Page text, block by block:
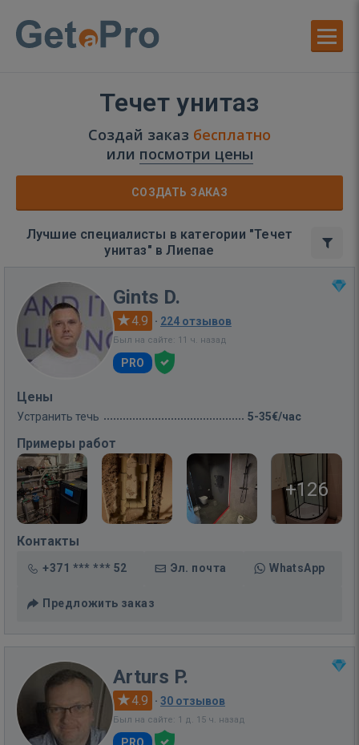
Течет унитаз
Создай заказ бесплатно
или посмотри цены
СОЗДАТЬ ЗАКАЗ
Лучшие специалисты в категории "Течет
унитаз" в Лиепае
Gints D.
4.9 · 224 отзывов
Был на сайте: 11 ч. назад
PRO
Цены
Устранить течь 5-35€/час
Примеры работ
+126
Контакты
+371 *** *** 52 Эл. почта WhatsApp
Предложить заказ
Arturs P.
4.9 · 30 отзывов
Был на сайте: 1 д. 15 ч. назад